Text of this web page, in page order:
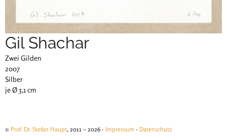
Gil Shachar
Zwei Gilden
2007
Silber
je Ø 3,1 cm
© Prof. Dr. Stefan Haupt, 2011 – 2026 · Impressum · Datenschutz